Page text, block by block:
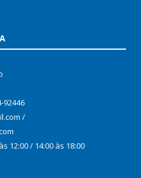
92446
/
12:00 / 14:00 às 18:00